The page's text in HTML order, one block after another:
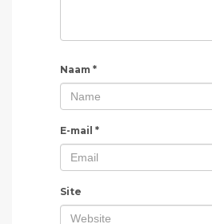
Naam *
E-mail *
Site